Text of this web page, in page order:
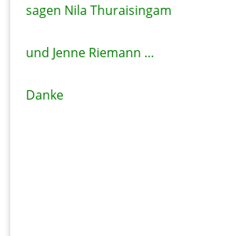
sagen Nila Thuraisingam
und Jenne Riemann …
Danke